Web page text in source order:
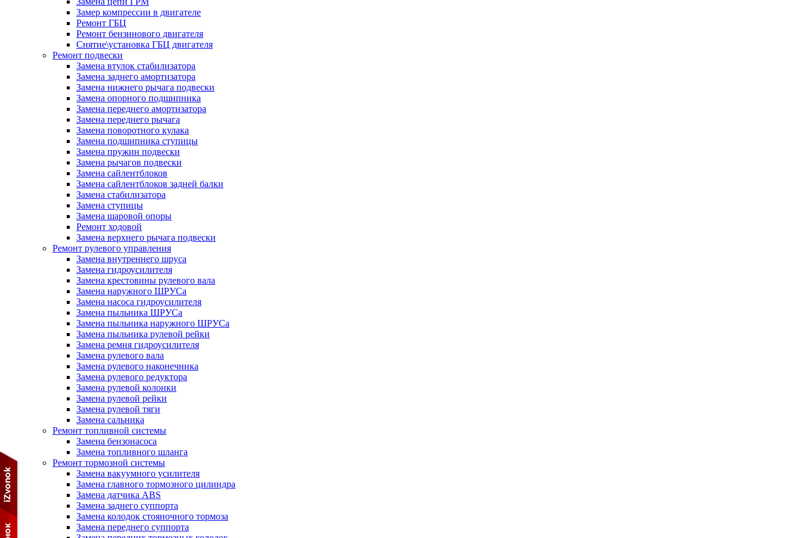
Замер компрессии в двигателе
Ремонт ГБЦ
Ремонт бензинового двигателя
Снятие\установка ГБЦ двигателя
Ремонт подвески
Замена втулок стабилизатора
Замена заднего амортизатора
Замена нижнего рычага подвески
Замена опорного подшипника
Замена переднего амортизатора
Замена переднего рычага
Замена поворотного кулака
Замена подшипника ступицы
Замена пружин подвески
Замена рычагов подвески
Замена сайлентблоков
Замена сайлентблоков задней балки
Замена стабилизатора
Замена ступицы
Замена шаровой опоры
Ремонт ходовой
Замена верхнего рычага подвески
Ремонт рулевого управления
Замена внутреннего шруса
Замена гидроусилителя
Замена крестовины рулевого вала
Замена наружного ШРУСа
Замена насоса гидроусилителя
Замена пыльника ШРУСа
Замена пыльника наружного ШРУСа
Замена пыльника рулевой рейки
Замена ремня гидроусилителя
Замена рулевого вала
Замена рулевого наконечника
Замена рулевого редуктора
Замена рулевой колонки
Замена рулевой рейки
Замена рулевой тяги
Замена сальника
Ремонт топливной системы
Замена бензонасоса
Замена топливного шланга
Ремонт тормозной системы
Замена вакуумного усилителя
Замена главного тормозного цилиндра
Замена датчика ABS
Замена заднего суппорта
Замена колодок стояночного тормоза
Замена переднего суппорта